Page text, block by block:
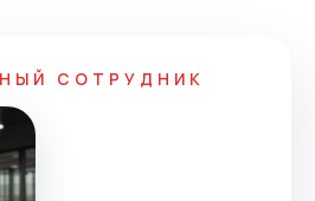
СОТРУДНИК